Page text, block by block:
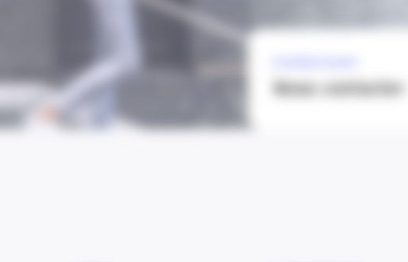
Nous contacter